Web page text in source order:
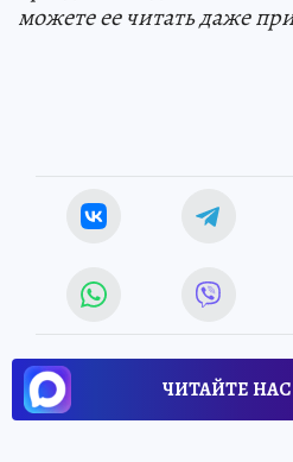
можете ее читать даже
ЧИТАЙТЕ